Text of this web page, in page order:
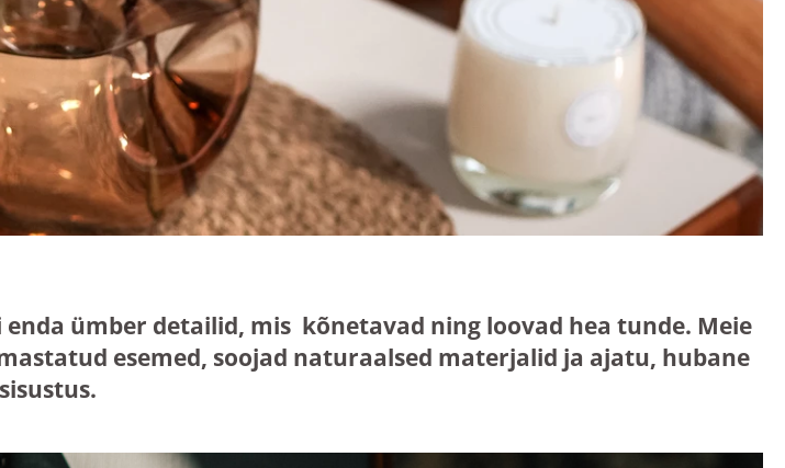
ümber detailid, mis kõnetavad ning loovad hea tunde. Meie
esemed, soojad naturaalsed materjalid ja ajatu, hubane
sisustus.